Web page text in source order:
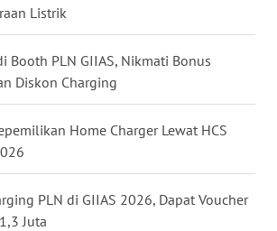
Listrik
Booth PLN GIIAS, Nikmati Bonus
Diskon Charging
Home Charger Lewat HCS
PLN di GIIAS 2026, Dapat Voucher
Juta